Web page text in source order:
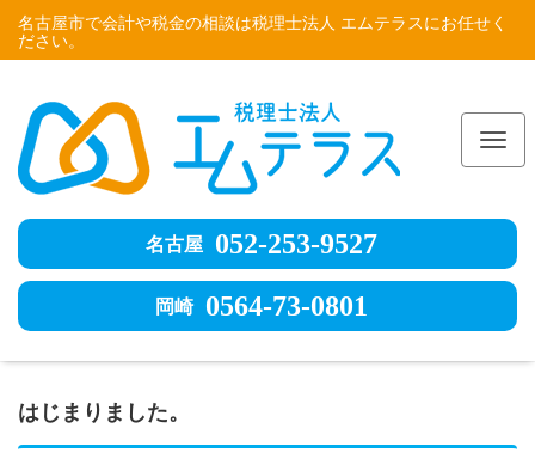
名古屋市で会計や税金の相談は税理士法人 エムテラスにお任せく
ださい。
名古屋 052-253-9527
岡崎 0564-73-0801
はじまりました。